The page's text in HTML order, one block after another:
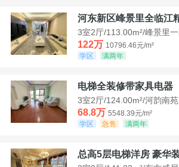
河东新区峰景里全临江
3室2厅/113.00m²/峰景里
122万 10796.46元/m²
学区
满两年
电梯全装修带家具电器
3室2厅/124.00m²/河韵南苑
68.8万 5548.39元/m²
学区
急售 满两年
总高5层电梯洋房 豪华